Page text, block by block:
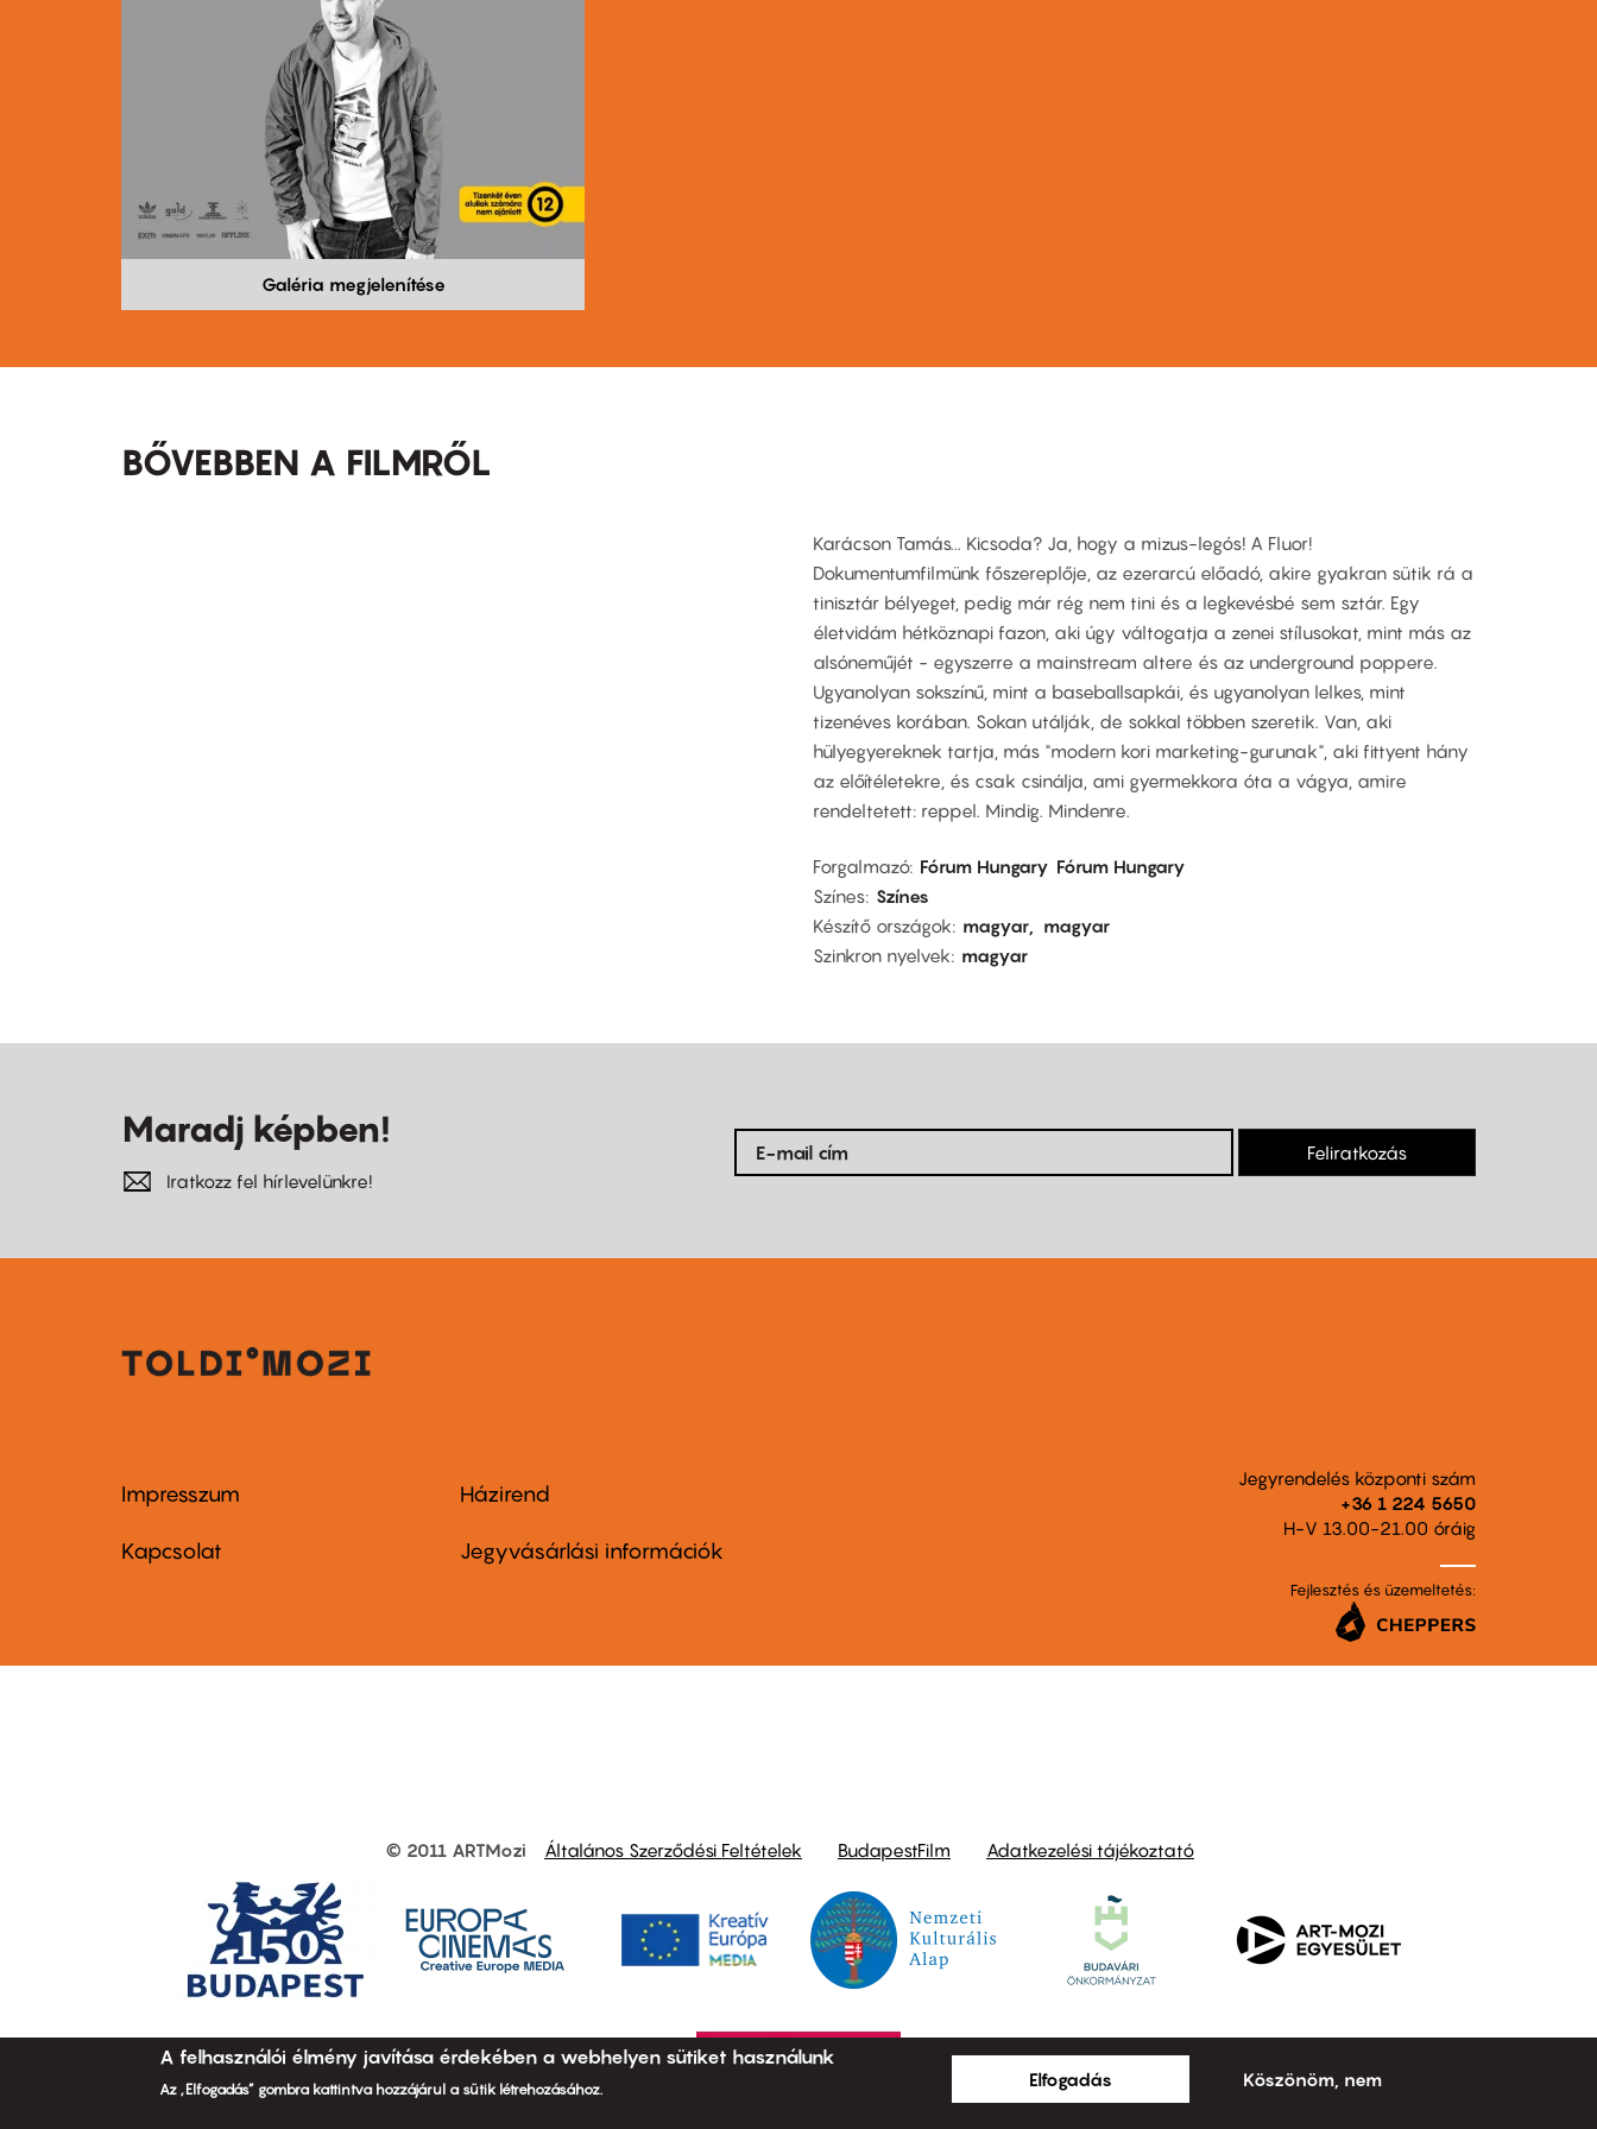
Galéria megjelenítése
BŐVEBBEN A FILMRŐL
Karácson Tamás... Kicsoda? Ja, hogy a mizus-legós! A Fluor!
Dokumentumfilmünk főszereplője, az ezerarcú előadó, akire gyakran sütik rá a
tinisztár bélyeget, pedig már rég nem tini és a legkevésbé sem sztár. Egy
életvidám hétköznapi fazon, aki úgy váltogatja a zenei stílusokat, mint más az
alsóneműjét - egyszerre a mainstream altere és az underground poppere.
Ugyanolyan sokszínű, mint a baseballsapkái, és ugyanolyan lelkes, mint
tizenéves korában. Sokan utálják, de sokkal többen szeretik. Van, aki
hülyegyereknek tartja, más "modern kori marketing-gurunak", aki fittyent hány
az előítéletekre, és csak csinálja, ami gyermekkora óta a vágya, amire
rendeltetett: reppel. Mindig. Mindenre.
Forgalmazó Fórum Hungary Fórum Hungary
Színes Színes
Készítő országok
magyar
magyar
Szinkron nyelvek
magyar
Maradj képben!
Iratkozz fel hírlevelünkre!
Feliratkozás
Footer
menu
Impresszum
Kapcsolat
Footer
menu
Házirend
Jegyvásárlási információk
Jegyrendelés központi szám
+36 1 224 5650
H-V 13.00-21.00 óráig
Fejlesztés és üzemeltetés:
other
© 2011 ARTMozi Általános Szerződési Feltételek BudapestFilm Adatkezelési tájékoztató
A felhasználói élmény javítása érdekében a webhelyen sütiket használunk
Az „Elfogadás” gombra kattintva hozzájárul a sütik létrehozásához. Elfogadás Köszönöm, nem